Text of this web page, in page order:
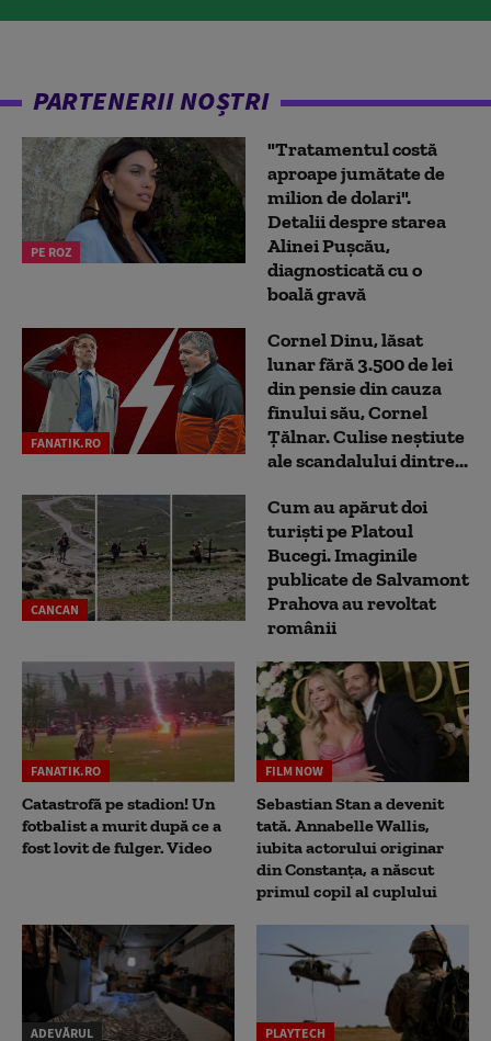
PARTENERII NOȘTRI
PE ROZ
"Tratamentul costă
aproape jumătate de
milion de dolari".
Detalii despre starea
Alinei Pușcău,
diagnosticată cu o
boală gravă
FANATIK.RO
Cornel Dinu, lăsat
lunar fără 3.500 de lei
din pensie din cauza
finului său, Cornel
Țălnar. Culise neștiute
ale scandalului dintre...
CANCAN
Cum au apărut doi
turiști pe Platoul
Bucegi. Imaginile
publicate de Salvamont
Prahova au revoltat
românii
FANATIK.RO
Catastrofă pe stadion! Un
fotbalist a murit după ce a
fost lovit de fulger. Video
FILM NOW
Sebastian Stan a devenit
tată. Annabelle Wallis,
iubita actorului originar
din Constanța, a născut
primul copil al cuplului
ADEVĂRUL PLAYTECH